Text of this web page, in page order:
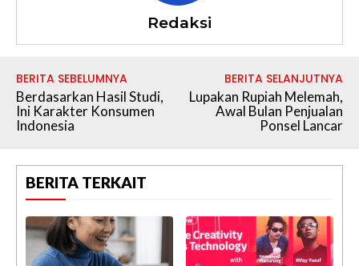
Redaksi
BERITA SEBELUMNYA
Berdasarkan Hasil Studi,
Ini Karakter Konsumen
Indonesia
BERITA SELANJUTNYA
Lupakan Rupiah Melemah,
Awal Bulan Penjualan
Ponsel Lancar
BERITA TERKAIT